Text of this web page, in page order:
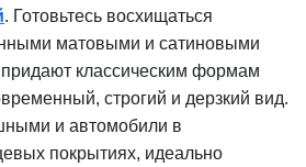
. Готовьтесь восхищаться
матовыми и сатиновыми
классическим формам
строгий и дерзкий вид.
и автомобили в
покрытиях, идеально